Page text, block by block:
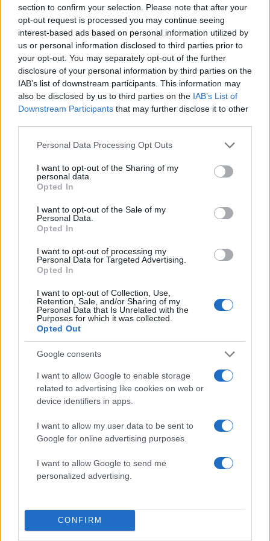
section to confirm your selection. Please note that after your
opt-out request is processed you may continue seeing
interest-based ads based on personal information utilized by
us or personal information disclosed to third parties prior to
your opt-out. You may separately opt-out of the further
disclosure of your personal information by third parties on the
IAB’s list of downstream participants. This information may
also be disclosed by us to third parties on the IAB’s List of
Downstream Participants that may further disclose it to other
Please note that this website/app uses one or more Google
not limited to your visit or usage behaviour. You may click to
grant or deny consent to Google and its third-party tags to
use your data for below specified purposes in below Google
consent section.
Personal Data Processing Opt Outs
I want to opt-out of the Sharing of my
personal data.
Opted In
I want to opt-out of the Sale of my
Personal Data.
Opted In
I want to opt-out of processing my
Personal Data for Targeted Advertising.
Opted In
I want to opt-out of Collection, Use,
Retention, Sale, and/or Sharing of my
Personal Data that Is Unrelated with the
Purposes for which it was collected.
Opted Out
Google consents
I want to allow Google to enable storage
related to advertising like cookies on web or
device identifiers in apps.
I want to allow my user data to be sent to
Google for online advertising purposes.
I want to allow Google to send me
personalized advertising.
CONFIRM
Ντιέγκο Κάπελ. Στο παρελθόν, όπως
προαναφέραμε, είχε φορέσει μεταξύ άλλων τις
φανέλες των Άρσεναλ, Ατλέτικο Μαδρίτης,
Μπενφίκα, Εσπανιόλ.
Έχει κατακτήσει το πρωτάθλημα Ισπανίας με την
Βασίλισσα, αλλά και το Europa League τρεις
φορές με την Σεβίλλη.
ΔΙΑΦΗΜΙΣΗ
Αν τα χάσατε
Τραγωδία με 4χρονο αγόρι
στην Πάρο: Τα τρία σημεία
που εστιάζουν οι
Οι 6 όροι «φωτιά» του
στις ΗΠΑ για τα Στενά